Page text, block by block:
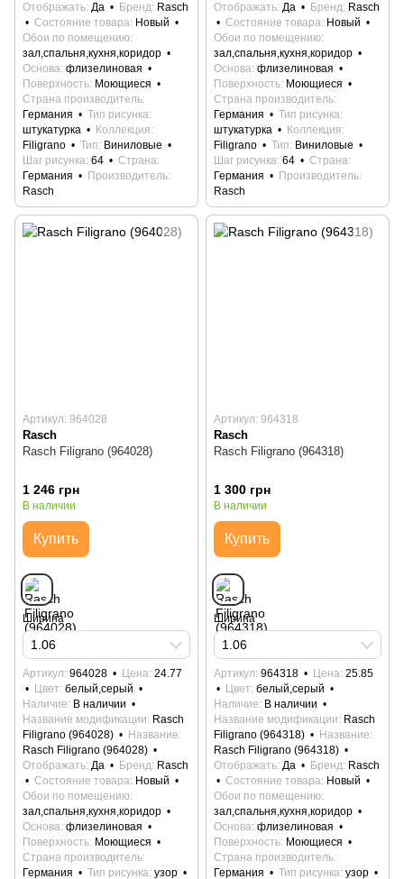
Отображать Да Бренд Rasch
Состояние товара Новый
Обои по помещению
зал,спальня,кухня,коридор
Основа флизелиновая
Поверхность Моющиеся
Страна производитель
Германия
Тип рисунка
штукатурка
Коллекция
Filigrano
Тип
Виниловые
Шаг рисунка 64
Страна
Германия
Производитель
Rasch
Отображать Да Бренд Rasch
Состояние товара Новый
Обои по помещению
зал,спальня,кухня,коридор
Основа флизелиновая
Поверхность Моющиеся
Страна производитель
Германия
Тип рисунка
штукатурка
Коллекция
Filigrano
Тип
Виниловые
Шаг рисунка 64
Страна
Германия
Производитель
Rasch
Артикул: 964028
Rasch
Rasch Filigrano (964028)
1 246 грн
В наличии
Купить
Ширина
1.06
Артикул 964028 Цена 24.77
Цвет белый,серый
Наличие
В наличии
Название модификации
Rasch
Filigrano (964028)
Название
Rasch Filigrano (964028)
Отображать Да Бренд Rasch
Состояние товара Новый
Обои по помещению
зал,спальня,кухня,коридор
Основа флизелиновая
Поверхность Моющиеся
Страна производитель
Германия
Тип рисунка узор
Артикул: 964318
Rasch
Rasch Filigrano (964318)
1 300 грн
В наличии
Купить
Ширина
1.06
Артикул 964318 Цена 25.85
Цвет белый,серый
Наличие
В наличии
Название модификации
Rasch
Filigrano (964318)
Название
Rasch Filigrano (964318)
Отображать Да Бренд Rasch
Состояние товара Новый
Обои по помещению
зал,спальня,кухня,коридор
Основа флизелиновая
Поверхность Моющиеся
Страна производитель
Германия
Тип рисунка узор